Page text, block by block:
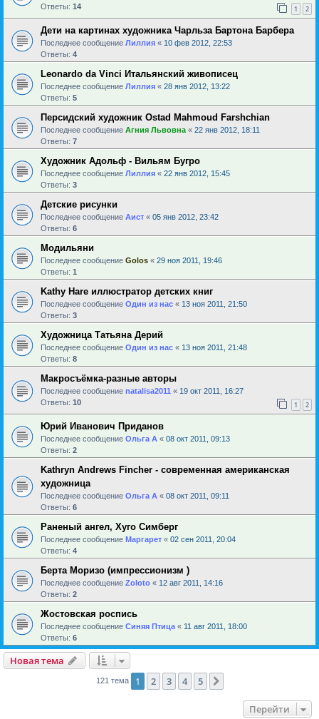
Ответы: 14 1 2
Дети на картинах художника Чарльза Бартона Барбера
Последнее сообщение Лиллия « 10 фев 2012, 22:53
Ответы: 4
Leonardo da Vinci Итальянский живописец
Последнее сообщение Лиллия « 28 янв 2012, 13:22
Ответы: 5
Персидский художник Ostad Mahmoud Farshchian
Последнее сообщение Агния Львовна « 22 янв 2012, 18:11
Ответы: 7
Художник Адольф - Вильям Бугро
Последнее сообщение Лиллия « 22 янв 2012, 15:45
Ответы: 3
Детские рисунки
Последнее сообщение Аист « 05 янв 2012, 23:42
Ответы: 6
Модильяни
Последнее сообщение Golos « 29 ноя 2011, 19:46
Ответы: 1
Kathy Hare иллюстратор детских книг
Последнее сообщение Один из нас « 13 ноя 2011, 21:50
Ответы: 3
Художница Татьяна Дерий
Последнее сообщение Один из нас « 13 ноя 2011, 21:48
Ответы: 8
Макросъёмка-разные авторы
Последнее сообщение natalisa2011 « 19 окт 2011, 16:27
Ответы: 10 1 2
Юрий Иванович Приданов
Последнее сообщение Ольга А « 08 окт 2011, 09:13
Ответы: 2
Kathryn Andrews Fincher - современная американская
художница
Последнее сообщение Ольга А « 08 окт 2011, 09:11
Ответы: 6
Раненый ангел, Хуго Симберг
Последнее сообщение Маргарет « 02 сен 2011, 20:04
Ответы: 4
Берта Моризо (импрессионизм )
Последнее сообщение Zoloto « 12 авг 2011, 14:16
Ответы: 2
Жостовская роспись
Последнее сообщение Синяя Птица « 11 авг 2011, 18:00
Ответы: 6
Новая тема
121 тема 1 2 3 4 5
Перейти